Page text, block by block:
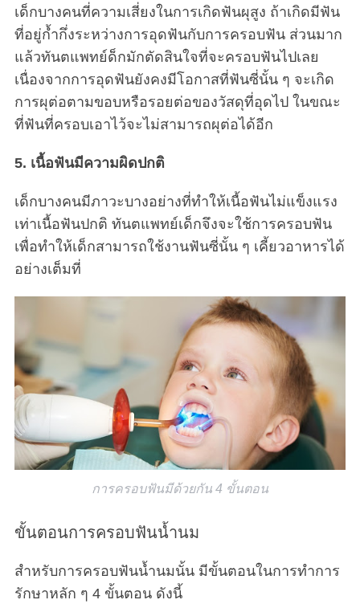
เด็กบางคนที่ความเสี่ยงในการเกิดฟันผุสูง ถ้าเกิดมีฟัน
ที่อยู่ก้ำกึ่งระหว่างการอุดฟันกับการครอบฟัน ส่วนมาก
แล้วทันตแพทย์ด็กมักตัดสินใจที่จะครอบฟันไปเลย
เนื่องจากการอุดฟันยังคงมีโอกาสที่ฟันซี่นั้น ๆ จะเกิด
การผุต่อตามขอบหรือรอยต่อของวัสดุที่อุดไป ในขณะ
ที่ฟันที่ครอบเอาไว้จะไม่สามารถผุต่อได้อีก
5. เนื้อฟันมีความผิดปกติ
เด็กบางคนมีภาวะบางอย่างที่ทำให้เนื้อฟันไม่แข็งแรง
เท่าเนื้อฟันปกติ ทันตแพทย์เด็กจึงจะใช้การครอบฟัน
เพื่อทำให้เด็กสามารถใช้งานฟันซี่นั้น ๆ เคี้ยวอาหารได้
อย่างเต็มที่
การครอบฟันมีด้วยกัน 4 ขั้นตอน
ขั้นตอนการครอบฟันน้ำนม
สำหรับการครอบฟันน้ำนมนั้น มีขั้นตอนในการทำการ
รักษาหลัก ๆ 4 ขั้นตอน ดังนี้